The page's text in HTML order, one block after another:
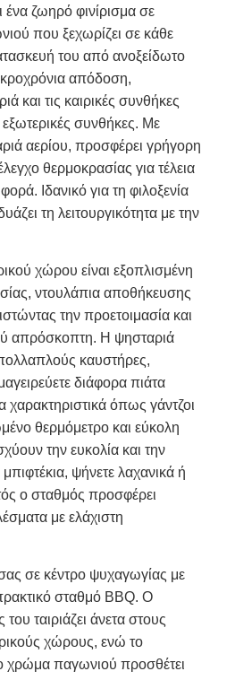
ένα ζωηρό φινίρισμα σε
που ξεχωρίζει σε κάθε
του από ανοξείδωτο
απόδοση,
και τις καιρικές συνθήκες
συνθήκες. Με
αερίου, προσφέρει γρήγορη
θερμοκρασίας για τέλεια
Ιδανικό για τη φιλοξενία
τη λειτουργικότητα με την
χώρου είναι εξοπλισμένη
ντουλάπια αποθήκευσης
την προετοιμασία και
απρόσκοπτη. Η ψησταριά
καυστήρες,
διάφορα πιάτα
όπως γάντζοι
θερμόμετρο και εύκολη
την ευκολία και την
ψήνετε λαχανικά ή
ο σταθμός προσφέρει
με ελάχιστη
σε κέντρο ψυχαγωγίας με
σταθμό BBQ. Ο
ταιριάζει άνετα στους
χώρους, ενώ το
χρώμα παγωνιού προσθέτει